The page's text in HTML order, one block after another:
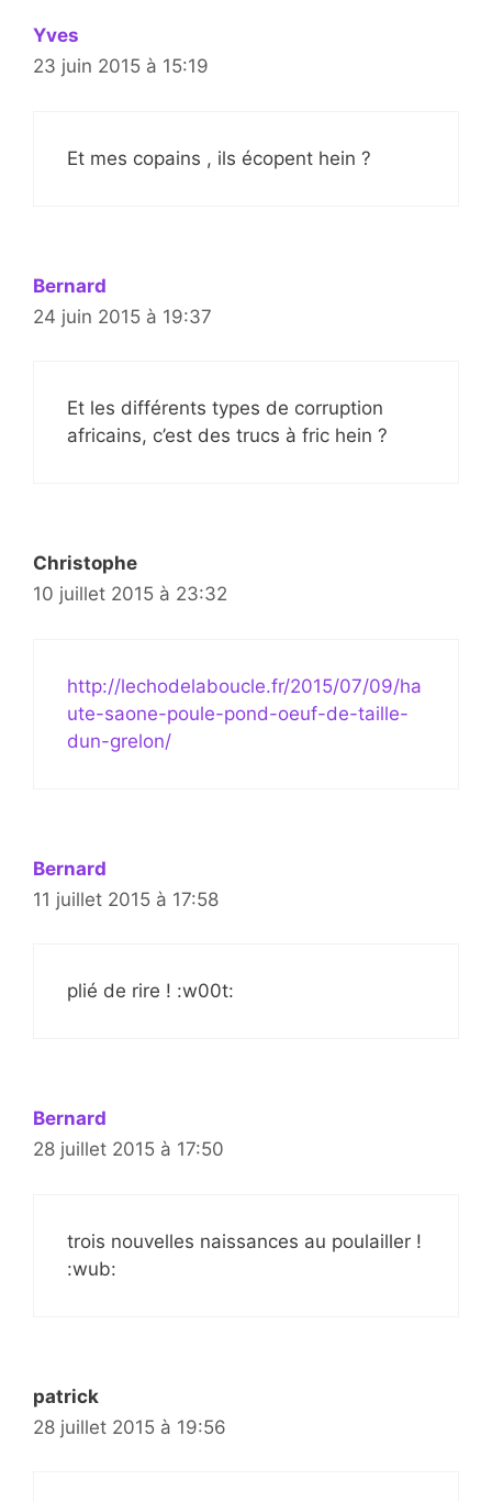
Yves
23 juin 2015 à 15:19
Et mes copains , ils écopent hein ?
Bernard
24 juin 2015 à 19:37
Et les différents types de corruption
africains, c’est des trucs à fric hein ?
Christophe
10 juillet 2015 à 23:32
http://lechodelaboucle.fr/2015/07/09/ha
ute-saone-poule-pond-oeuf-de-taille-
dun-grelon/
Bernard
11 juillet 2015 à 17:58
plié de rire ! :w00t:
Bernard
28 juillet 2015 à 17:50
trois nouvelles naissances au poulailler !
:wub:
patrick
28 juillet 2015 à 19:56